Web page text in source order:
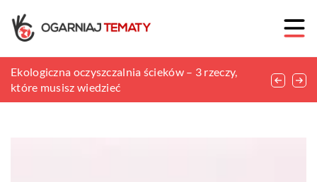
Ubiór na noc – na co postawić i czym się kierować
przy wyborze?
Ekologiczna oczyszczalnia ścieków – 3 rzeczy,
które musisz wiedzieć
Jak zamaskować niedoskonałości w uzębieniu?